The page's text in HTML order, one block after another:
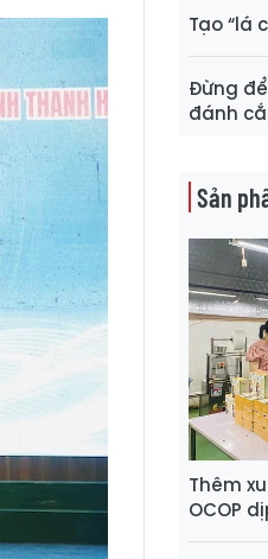
Tạo “lá
Đừng
đánh
Sản
Thêm
OCOP